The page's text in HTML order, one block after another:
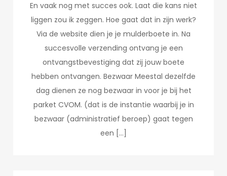
En vaak nog met succes ook. Laat die kans niet
liggen zou ik zeggen. Hoe gaat dat in zijn werk?
Via de website dien je je mulderboete in. Na
succesvolle verzending ontvang je een
ontvangstbevestiging dat zij jouw boete
hebben ontvangen. Bezwaar Meestal dezelfde
dag dienen ze nog bezwaar in voor je bij het
parket CVOM. (dat is de instantie waarbij je in
bezwaar (administratief beroep) gaat tegen
een […]